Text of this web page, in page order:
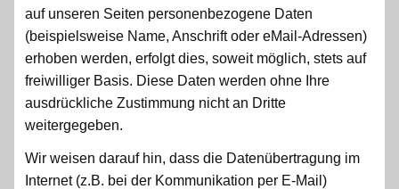
auf unseren Seiten personenbezogene Daten
(beispielsweise Name, Anschrift oder eMail-Adressen)
erhoben werden, erfolgt dies, soweit möglich, stets auf
freiwilliger Basis. Diese Daten werden ohne Ihre
ausdrückliche Zustimmung nicht an Dritte
weitergegeben.
Wir weisen darauf hin, dass die Datenübertragung im
Internet (z.B. bei der Kommunikation per E-Mail)